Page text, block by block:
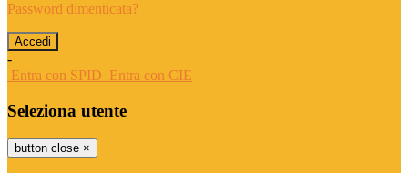
Password dimenticata?
-
Entra con SPID Entra con CIE
Seleziona utente
button close ×